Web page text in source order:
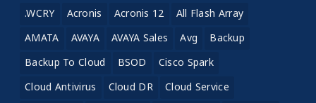
.WCRY Acronis Acronis 12
All Flash Array
AMATA
AVAYA AVAYA Sales Avg
Backup
Backup To Cloud
BSOD
Cisco Spark
Cloud Antivirus
Cloud DR
Cloud Service